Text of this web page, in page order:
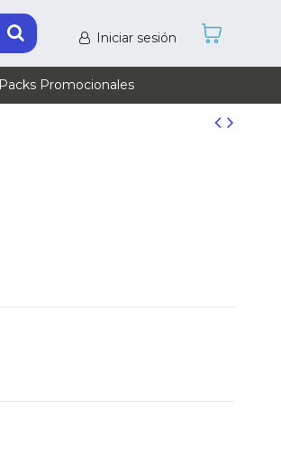
Iniciar sesión
Packs Promocionales